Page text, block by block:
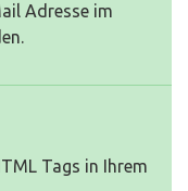
Adresse im
Tags in Ihrem